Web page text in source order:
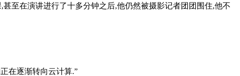
至在演讲进行了十多分钟之后,他仍然被摄影记者团团围住,他不
在逐渐转向云计算.”